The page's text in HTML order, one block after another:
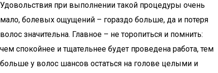
Удовольствия при выполнении такой процедуры очень
мало, болевых ощущений – гораздо больше, да и потеря
волос значительна. Главное – не торопиться и помнить:
чем спокойнее и тщательнее будет проведена работа, тем
больше у волос шансов остаться на голове целыми и